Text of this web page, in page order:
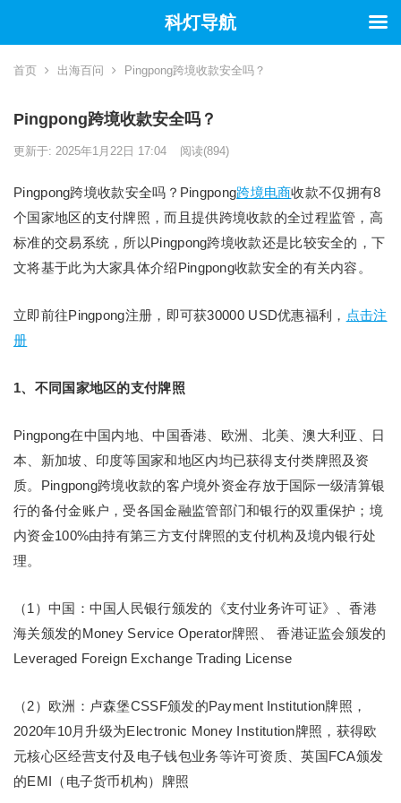
首页 出海百问 Pingpong跨境收款安全吗？
Pingpong跨境收款安全吗？
更新于: 2025年1月22日 17:04 阅读(894)
Pingpong跨境收款安全吗？Pingpong跨境电商收款不仅拥有8
个国家地区的支付牌照，而且提供跨境收款的全过程监管，高
标准的交易系统，所以Pingpong跨境收款还是比较安全的，下
文将基于此为大家具体介绍Pingpong收款安全的有关内容。
立即前往Pingpong注册，即可获30000 USD优惠福利， 点击注
册
1、不同国家地区的支付牌照
Pingpong在中国内地、中国香港、欧洲、北美、澳大利亚、日
本、新加坡、印度等国家和地区内均已获得支付类牌照及资
质。Pingpong跨境收款的客户境外资金存放于国际一级清算银
行的备付金账户，受各国金融监管部门和银行的双重保护；境
内资金100%由持有第三方支付牌照的支付机构及境内银行处
理。
（1）中国：中国人民银行颁发的《支付业务许可证》、香港
海关颁发的Money Service Operator牌照、 香港证监会颁发的
Leveraged Foreign Exchange Trading License
（2）欧洲：卢森堡CSSF颁发的Payment Institution牌照，
2020年10月升级为Electronic Money Institution牌照，获得欧
元核心区经营支付及电子钱包业务等许可资质、英国FCA颁发
的EMI（电子货币机构）牌照
科灯导航